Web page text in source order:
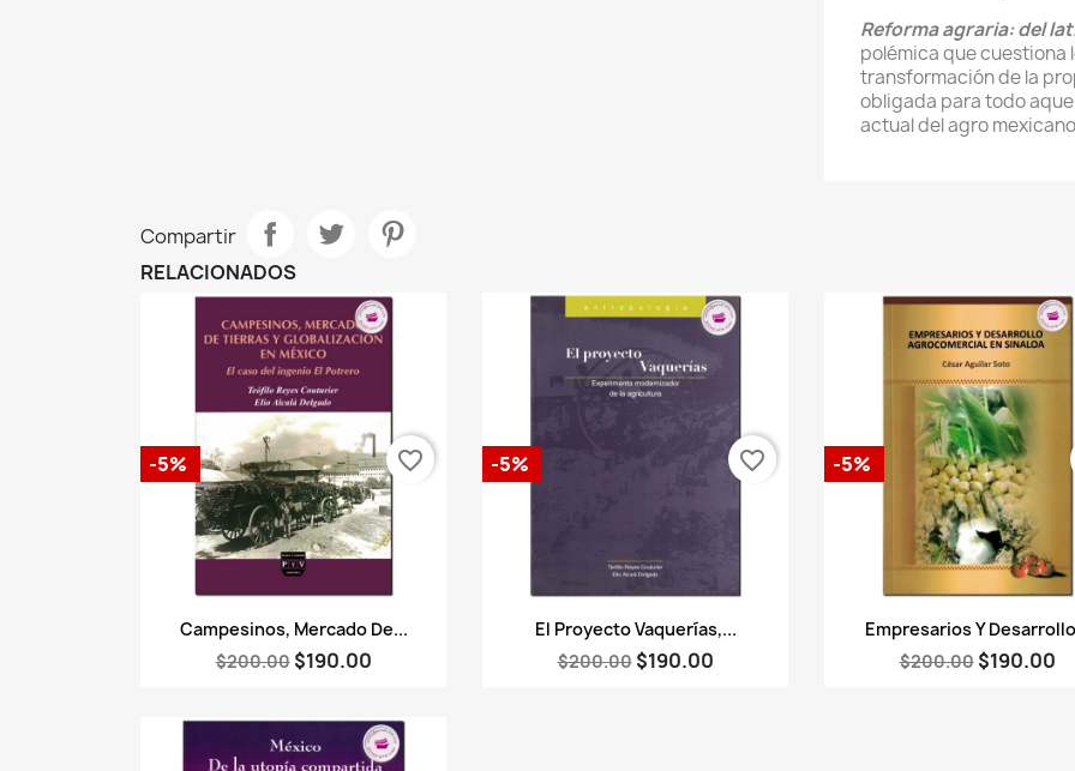
Reforma agraria: del
polémica que cuestiona
transformación de la
obligada para todo
actual del agro
Compartir
RELACIONADOS
Vista rápida
Campesinos, Mercado De...
$200.00 $190.00
-5% favorite_border
Vista rápida
El Proyecto Vaquerías,...
$200.00 $190.00
-5% favorite_border
Vista rápida
Empresarios Y
$200.00 $190.00
-5%